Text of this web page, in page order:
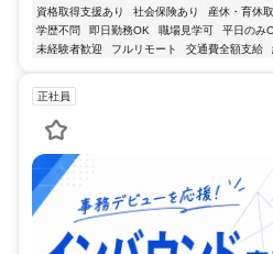
資格取得支援あり
社会保険あり 産休・育休
学歴不問
即日勤務OK 職場見学可 平日のみ
未経験者歓迎
フルリモート 交通費全額支給
正社員